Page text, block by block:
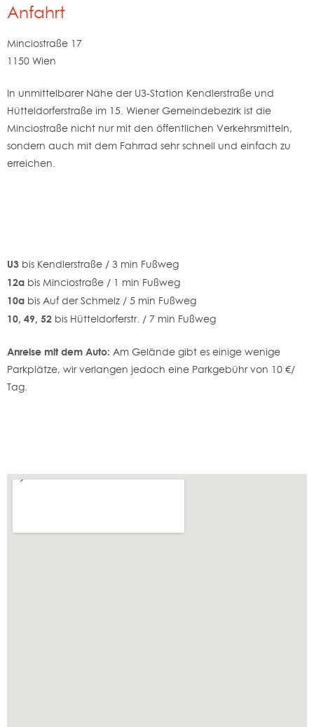
Anfahrt
Minciostraße 17
1150 Wien
In unmittelbarer Nähe der U3-Station Kendlerstraße und
Hütteldorferstraße im 15. Wiener Gemeindebezirk ist die
Minciostraße nicht nur mit den öffentlichen Verkehrsmitteln,
sondern auch mit dem Fahrrad sehr schnell und einfach zu
erreichen.
U3 bis Kendlerstraße / 3 min Fußweg
12a bis Minciostraße / 1 min Fußweg
10a bis Auf der Schmelz / 5 min Fußweg
10, 49, 52 bis Hütteldorferstr. / 7 min Fußweg
Anreise mit dem Auto: Am Gelände gibt es einige wenige
Parkplätze, wir verlangen jedoch eine Parkgebühr von 10 €/
Tag.